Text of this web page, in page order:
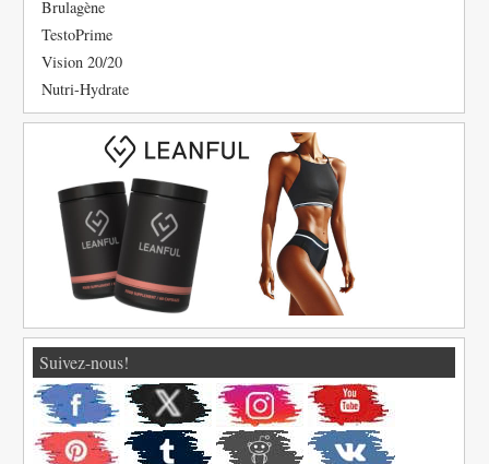
Brulagène
TestoPrime
Vision 20/20
Nutri-Hydrate
Suivez-nous!